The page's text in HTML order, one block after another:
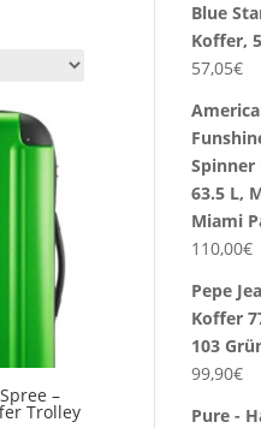
–
Trolley
Blue
Koffer,
57,05€
Spinner
63.5 L,
Miami
110,00€
Pepe
Koffer
103
99,90€
Pure -